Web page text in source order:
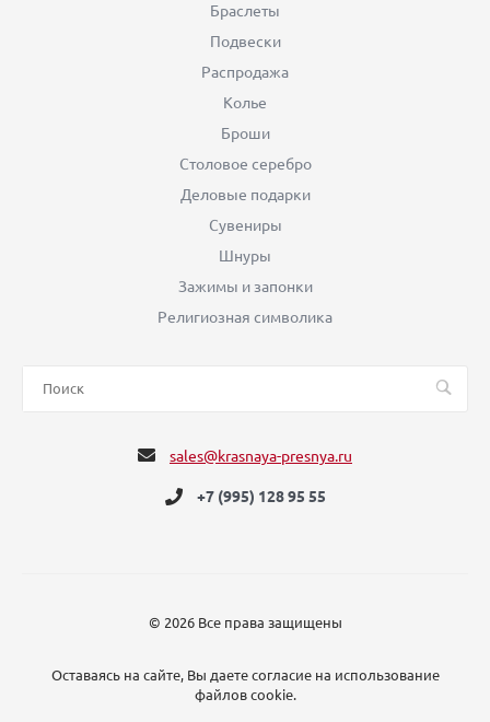
Браслеты
Подвески
Распродажа
Колье
Броши
Столовое серебро
Деловые подарки
Сувениры
Шнуры
Зажимы и запонки
Религиозная символика
sales@krasnaya-presnya.ru
+7 (995) 128 95 55
© 2026 Все права защищены
Оставаясь на сайте, Вы даете согласие на использование
файлов cookie.